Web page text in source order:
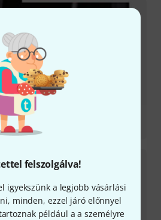
felszolgálva!
igyekszünk a legjobb vásárlási
minden, ezzel járó előnnyel
például a a személyre